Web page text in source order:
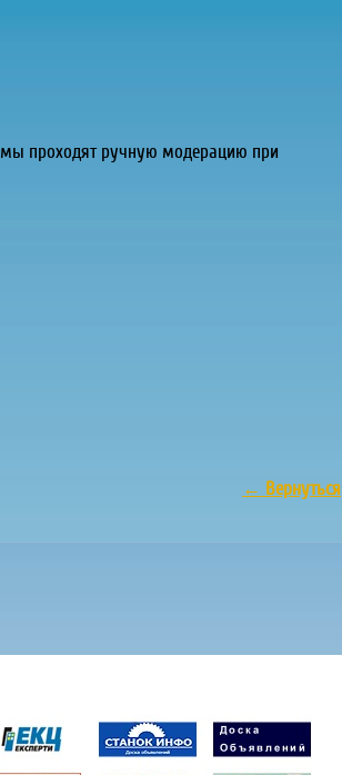
проходят ручную модерацию при
← Вернуться